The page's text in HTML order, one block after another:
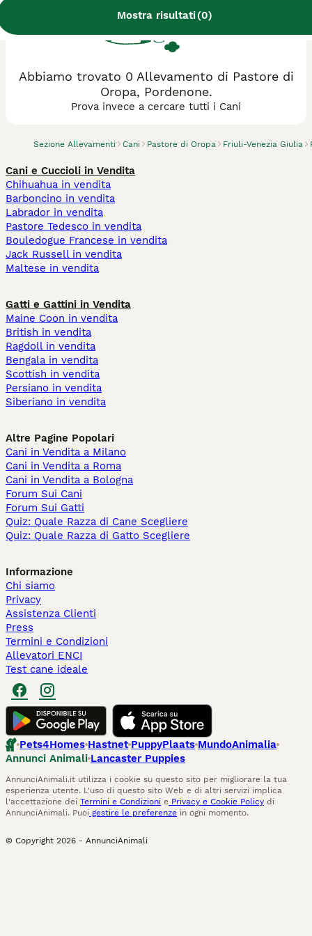
Mostra risultati(0)
Sezione Allevamenti Cani Pastore di Oropa Friuli-Venezia Giulia
Abbiamo trovato 0 Allevamento di Pastore di
Oropa, Pordenone.
Prova invece a cercare tutti i Cani
Cani e Cuccioli in Vendita
Chihuahua in vendita
Barboncino in vendita
Labrador in vendita
Pastore Tedesco in vendita
Bouledogue Francese in vendita
Jack Russell in vendita
Maltese in vendita
Gatti e Gattini in Vendita
Maine Coon in vendita
British in vendita
Ragdoll in vendita
Bengala in vendita
Scottish in vendita
Persiano in vendita
Siberiano in vendita
Altre Pagine Popolari
Cani in Vendita a Milano
Cani in Vendita a Roma
Cani in Vendita a Bologna
Forum Sui Cani
Forum Sui Gatti
Quiz: Quale Razza di Cane Scegliere
Quiz: Quale Razza di Gatto Scegliere
Informazione
Chi siamo
Privacy
Assistenza Clienti
Press
Termini e Condizioni
Allevatori ENCI
Test cane ideale
Pets4Homes Hastnet PuppyPlaats MundoAnimalia
Annunci Animali Lancaster Puppies
AnnunciAnimali.it utilizza i cookie su questo sito per migliorare la tua
esperienza utente. L'uso di questo sito Web e di altri servizi implica
l'accettazione dei Termini e Condizioni e Privacy e Cookie Policy di
AnnunciAnimali. Puoi gestire le preferenze in ogni momento.
© Copyright 2026 - AnnunciAnimali